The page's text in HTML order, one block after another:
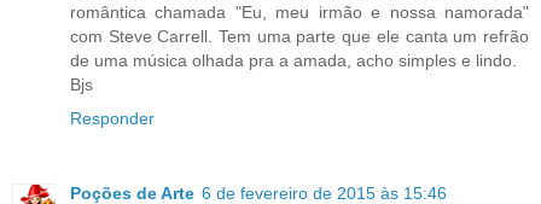
romântica chamada "Eu, meu irmão e nossa namorada"
com Steve Carrell. Tem uma parte que ele canta um refrão
de uma música olhada pra a amada, acho simples e lindo.
Bjs
Responder
Poções de Arte 6 de fevereiro de 2015 às 15:46